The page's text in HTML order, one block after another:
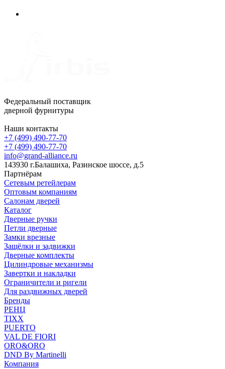
Федеральный поставщик
дверной фурнитуры
Наши контакты
+7 (499) 490-77-70
+7 (499) 490-77-70
info@grand-alliance.ru
143930 г.Балашиха, Разинское шоссе, д.5
Партнёрам
Сетевым ретейлерам
Оптовым компаниям
Салонам дверей
Каталог
Дверные ручки
Петли дверные
Замки врезные
Защёлки и задвижки
Дверные комплекты
Цилиндровые механизмы
Завертки и накладки
Ограничители и ригели
Для раздвижных дверей
Бренды
РЕНЦ
TIXX
PUERTO
VAL DE FIORI
ORO&ORO
DND By Martinelli
Компания